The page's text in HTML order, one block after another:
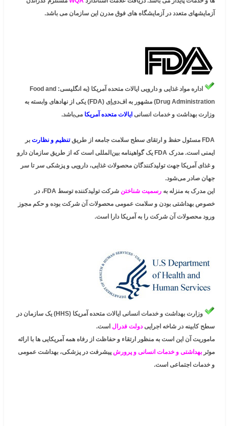
آزمایشهای متعدد در آزمایشگاه های فوق مدرن این سازمان می باشد.
اداره مواد غذایی و دارویی ایالات متحده آمریکا (به انگلیسی: Food and
Drug Administration) مشهور به اف‌دی‌اِی (FDA) یکی از نهادهای وابسته به
وزارت بهداشت و خدمات انسانی ایالات متحده آمریکا می‌باشد.
FDA مسئول حفظ و ارتقای سطح سلامت جامعه از طریق تنظیم و نظارت بر
ایمنی است. مدرک FDA یک گواهینامه بین‌المللی است که از طریق سازمان دارو
و غذای آمریکا جهت تولیدکنندگان محصولات غذایی، دارویی و پزشکی سر تا سر
جهان صادر می‌شود.
این مدرک به منزله به رسمیت شناختن
شرکت تولیدکننده توسط FDA، در
خصوص بهداشتی بودن و سلامت عمومی محصولات آن شرکت بوده و حکم مجوز
ورود محصولات آن شرکت را به آمریکا دارا است.
وزارت بهداشت و خدمات انسانی ایالات متحده آمریکا (HHS) یک سازمان در
سطح کابینه در شاخه اجراییدولت فدرال است.
ماموریت آن این است به منظور ارتقاء و حفاظت از رفاه همه آمریکایی ها با ارائه
موثر بهداشتی و خدمات انسانی و پرورشپیشرفت در پزشکی، بهداشت عمومی
و خدمات اجتماعی است.